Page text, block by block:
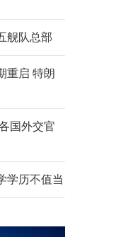
舰队总部
重启 特朗
国外交官
学历不值当